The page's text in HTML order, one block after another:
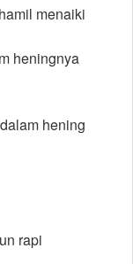
menaiki
heningnya
hening
rapi